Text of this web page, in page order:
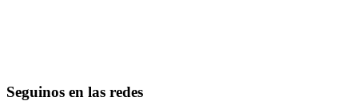
Seguinos en las redes